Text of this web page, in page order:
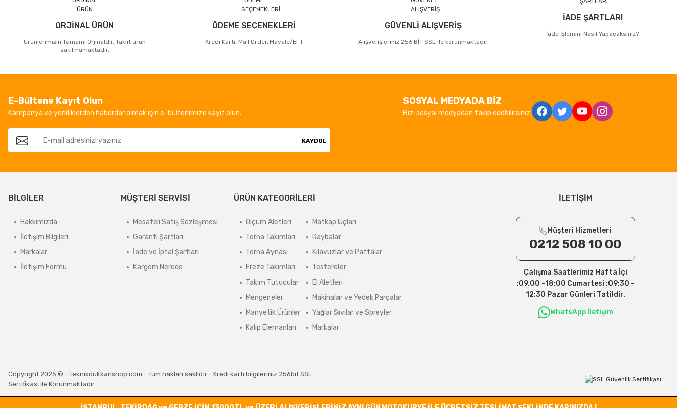
ORJİNAL ÜRÜN
Ürünlerimizin Tamamı Orjinaldir. Taklit ürün
satılmamaktadır.
ÖDEME SEÇENEKLERİ
Kredi Kartı, Mail Order, Havale/EFT
GÜVENLİ ALIŞVERİŞ
Alışverişleriniz 256 BİT SSL ile korunmaktadır.
İADE ŞARTLARI
İade İşlemini Nasıl Yapacaksınız?
E-Bültene Kayıt Olun
Kampanya ve yeniliklerden haberdar olmak için e-bültenimize kayıt olun.
KAYDOL
SOSYAL MEDYADA BİZ
Bizi sosyal medyadan takip edebilirsiniz.
BİLGİLER
Hakkımızda
İletişim Bilgileri
Markalar
İletişim Formu
MÜŞTERİ SERVİSİ
Mesafeli Satış Sözleşmesi
Garanti Şartları
İade ve İptal Şartları
Kargom Nerede
ÜRÜN KATEGORİLERİ
Ölçüm Aletleri
Torna Takımları
Torna Aynası
Freze Takımları
Takım Tutucular
Mengeneler
Manyetik Ürünler
Kalıp Elemanları
Matkap Uçları
Raybalar
Kılavuzlar ve Paftalar
Testereler
El Aletleri
Makinalar ve Yedek Parçalar
Yağlar Sıvılar ve Spreyler
Markalar
İLETİŞİM
Müşteri Hizmetleri
0212 508 10 00
Çalışma Saatlerimiz Hafta İçi
:09,00 -18:00 Cumartesi :09:30 -
12:30 Pazar Günleri Tatildir.
WhatsApp İletişim
Copyright 2025 © - teknikdukkanshop.com - Tüm hakları saklıdır - Kredi kartı bilgileriniz 256bit SSL
Sertifikası ile Korunmaktadır.